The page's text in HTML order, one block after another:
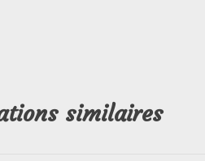
similaires